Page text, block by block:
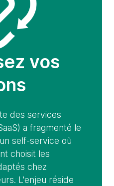
vos
des services
a fragmenté le
self-service où
choisit les
chez
L'enjeu réside